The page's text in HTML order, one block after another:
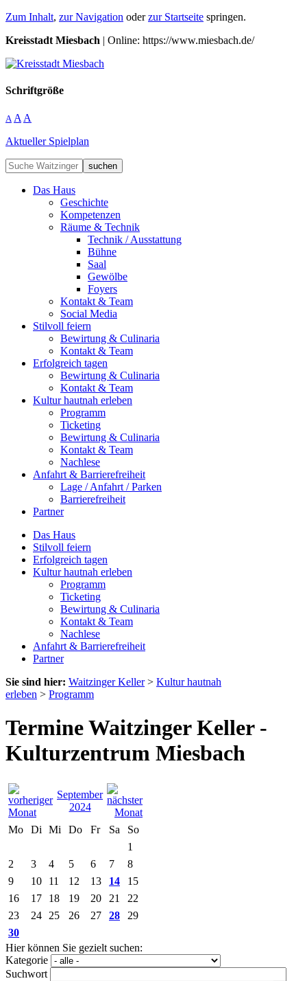
Zum Inhalt, zur Navigation oderzur Startseite springen.
Kreisstadt Miesbach | Online: https://www.miesbach.de/
Schriftgröße
A A A
Aktueller Spielplan
suchen
Das Haus
Geschichte
Kompetenzen
Räume & Technik
Technik / Ausstattung
Bühne
Saal
Gewölbe
Foyers
Kontakt & Team
Social Media
Stilvoll feiern
Bewirtung & Culinaria
Kontakt & Team
Erfolgreich tagen
Bewirtung & Culinaria
Kontakt & Team
Kultur hautnah erleben
Programm
Ticketing
Bewirtung & Culinaria
Kontakt & Team
Nachlese
Anfahrt & Barrierefreiheit
Lage / Anfahrt / Parken
Barrierefreiheit
Partner
Das Haus
Stilvoll feiern
Erfolgreich tagen
Kultur hautnah erleben
Programm
Ticketing
Bewirtung & Culinaria
Kontakt & Team
Nachlese
Anfahrt & Barrierefreiheit
Partner
Sie sind hier: Waitzinger Keller> Kultur hautnah
erleben > Programm
Termine Waitzinger Keller -
Kulturzentrum Miesbach
September
2024
Mo
Di Mi Do Fr Sa
So
1
2
3 4 5 6 7
8
9
10 11 12 13 14
15
16
17 18 19 20 21
22
23
24 25 26 27 28
29
30
Hier können Sie gezielt suchen:
Kategorie
Suchwort